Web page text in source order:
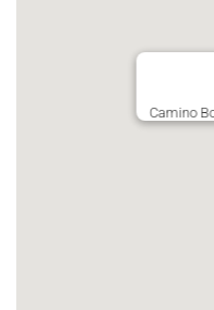
Camino